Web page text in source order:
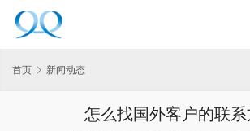
首页 新闻动态
怎么找国外客户的联